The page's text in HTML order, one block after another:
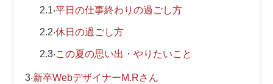
2.1平日の仕事終わりの過ごし方
2.2休日の過ごし方
2.3この夏の思い出・やりたいこと
3新卒WebデザイナーM.Rさん